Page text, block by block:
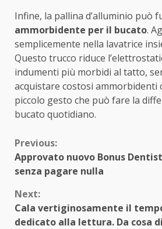
Infine, la pallina d’alluminio può
ammorbidente per il bucato.
semplicemente nella lavatrice
Questo trucco riduce
indumenti più morbidi al tatto,
acquistare costosi ammorbidenti
piccolo gesto che può fare la
bucato quotidiano.
Continue
Reading
Previous:
Approvato nuovo Bonus
senza pagare nulla
Next:
Cala vertiginosamente il
dedicato alla lettura. Da cosa